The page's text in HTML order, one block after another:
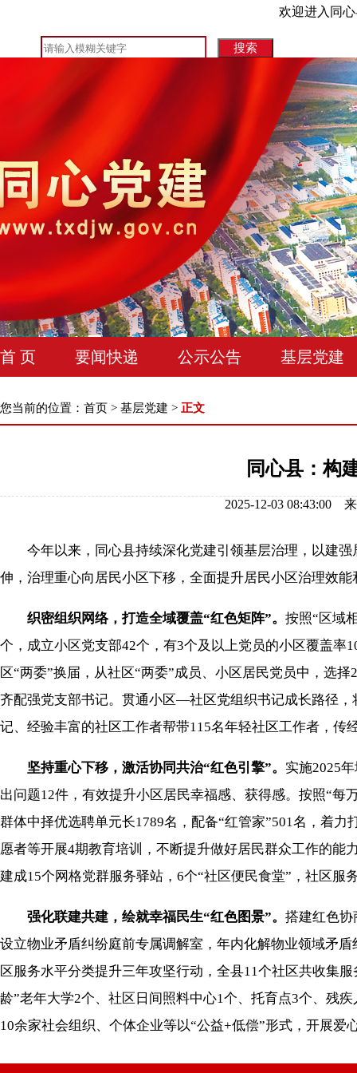
欢迎进入同
首 页 要闻快递 公示公告 基层党建
您当前的位置： 首页 > 基层党建 > 正文
同心县：构
2025-12-03 08:43:00
今年以来，同心县持续深化党建引领基层治理，以建强
伸，治理重心向居民小区下移，全面提升居民小区治理效能
织密组织网络，打造全域覆盖“红色矩阵”。 按照“区域
个，成立小区党支部42个，有3个及以上党员的小区覆盖
区“两委”换届，从社区“两委”成员、小区居民党员中，选
齐配强党支部书记。贯通小区—社区党组织书记成长路径
记、经验丰富的社区工作者帮带115名年轻社区工作者，
坚持重心下移，激活协同共治“红色引擎”。 实施2025
出问题12件，有效提升小区居民幸福感、获得感。按照“
群体中择优选聘单元长1789名，配备“红管家”501名，着
愿者等开展4期教育培训，不断提升做好居民群众工作的
建成15个网格党群服务驿站，6个“社区便民食堂”，社区服
强化联建共建，绘就幸福民生“红色图景”。 搭建红色协
设立物业矛盾纠纷庭前专属调解室，年内化解物业领域矛
区服务水平分类提升三年攻坚行动，全县11个社区共收集
龄”老年大学2个、社区日间照料中心1个、托育点3个、残
10余家社会组织、个体企业等以“公益+低偿”形式，开展